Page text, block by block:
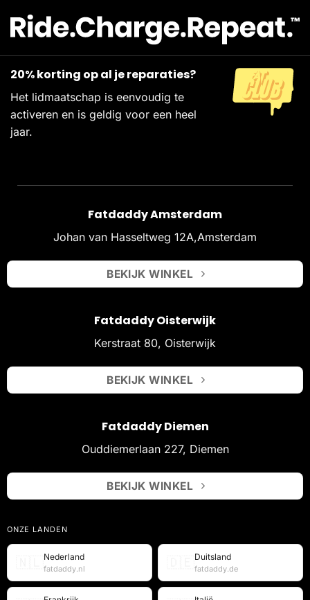
20% korting op al je reparaties?
Het lidmaatschap is eenvoudig te
activeren en is geldig voor een heel
jaar.
Fatdaddy Amsterdam
Johan van Hasseltweg 12A,Amsterdam
BEKIJK WINKEL
Fatdaddy Oisterwijk
Kerstraat 80, Oisterwijk
BEKIJK WINKEL
Fatdaddy Diemen
Ouddiemerlaan 227, Diemen
BEKIJK WINKEL
ONZE LANDEN
Nederland
fatdaddy.nl
Duitsland
fatdaddy.de